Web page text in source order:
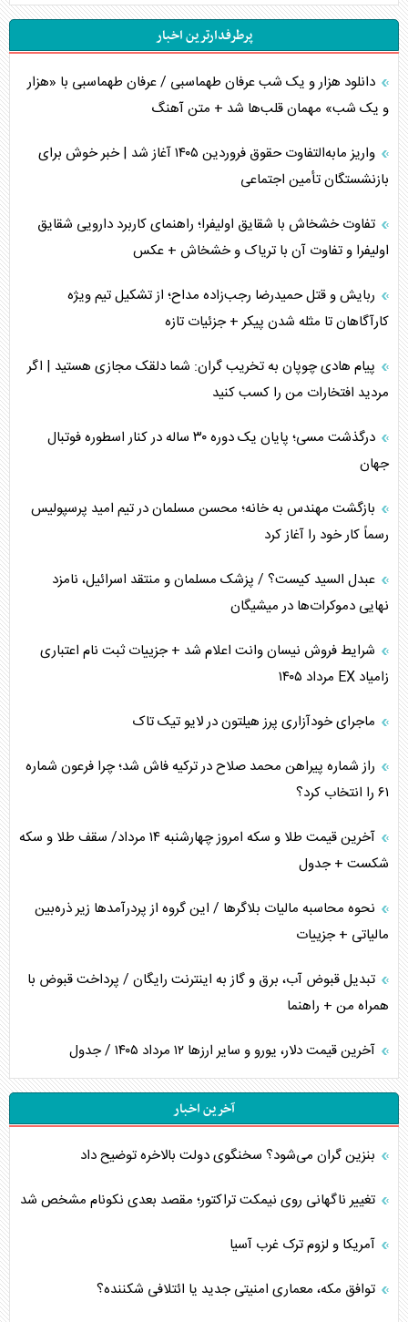
جاده ابریشم فضایی/ نفوذ راهبردی و فرازمینی چین
انصارالله و تثبیت معادله «محاصره برابر محاصره»
مصالحه نافرجام سعودی – اماراتی
محدودیت صادرات نفت عربستان
پشت‌پرده خشم ترامپ از رسانه‌های منتقد
چگونه مقاومت صحنه جنگ را تغییر می‌دهد؟
جنگ رمضان و معضل حضور نظامیان آمریکایی
تحلیل جامع پدیده تراستی‌ها
تأثیر جنگ ایران و آمریکا بر اقتصاد جهانی
اربعین، کابوس مشترک تل‌آویو-واشنگتن
پرطرفدارترین اخبار
دانلود هزار و یک شب عرفان طهماسبی / عرفان طهماسبی با «هزار
و یک شب» مهمان قلب‌ها شد + متن آهنگ
واریز مابه‌التفاوت حقوق فروردین ۱۴۰۵ آغاز شد | خبر خوش برای
بازنشستگان تأمین اجتماعی
تفاوت خشخاش با شقایق اولیفرا؛ راهنمای کاربرد دارویی شقایق
اولیفرا و تفاوت آن با تریاک و خشخاش + عکس
ربایش و قتل حمیدرضا رجب‌زاده مداح؛ از تشکیل تیم ویژه
کارآگاهان تا مثله شدن پیکر + جزئیات تازه
پیام هادی چوپان به تخریب گران: شما دلقک مجازی هستید | اگر
مردید افتخارات من را کسب کنید
درگذشت مسی؛ پایان یک دوره ۳۰ ساله در کنار اسطوره فوتبال
جهان
بازگشت مهندس به خانه؛ محسن مسلمان در تیم امید پرسپولیس
رسماً کار خود را آغاز کرد
عبدل السید کیست؟ / پزشک مسلمان و منتقد اسرائیل، نامزد
نهایی دموکرات‌ها در میشیگان
شرایط فروش نیسان وانت اعلام شد + جزییات ثبت نام اعتباری
زامیاد EX مرداد ۱۴۰۵
ماجرای خودآزاری پرز هیلتون در لایو تیک تاک
راز شماره پیراهن محمد صلاح در ترکیه فاش شد؛ چرا فرعون شماره
۶۱ را انتخاب کرد؟
آخرین قیمت طلا و سکه امروز چهارشنبه ۱۴ مرداد/ سقف طلا و سکه
شکست + جدول
نحوه محاسبه مالیات بلاگر‌ها / این گروه از پردرآمد‌ها زیر ذره‌بین
مالیاتی + جزییات
تبدیل قبوض آب، برق و گاز به اینترنت رایگان / پرداخت قبوض با
همراه من + راهنما
آخرین قیمت دلار، یورو و سایر ارز‌ها ۱۲ مرداد ۱۴۰۵ / جدول
آخرین اخبار
بنزین گران می‌شود؟ سخنگوی دولت بالاخره توضیح داد
تغییر ناگهانی روی نیمکت تراکتور؛ مقصد بعدی نکونام مشخص شد
آمریکا و لزوم ترک غرب آسیا
توافق مکه، معماری امنیتی جدید یا ائتلافی شکننده؟